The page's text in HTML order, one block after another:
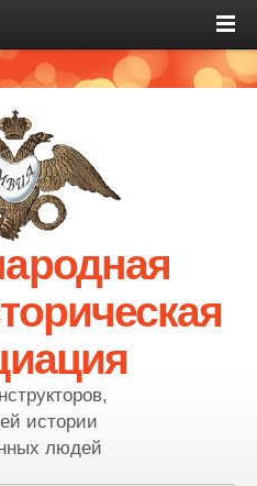
истории
людей